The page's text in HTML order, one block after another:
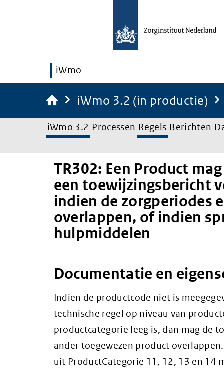
iWmo
iWmo 3.2 (in productie)
iWmo 3.2 Processen Regels Berichten
TR302: Een Product
een toewijzingsbericht
indien de zorgperiodes
overlappen, of indien
hulpmiddelen
Documentatie en
Indien de productcode niet is
technische regel op niveau van
productcategorie leeg is, dan mag de
ander toegewezen product
uit ProductCategorie 11, 12, 13 en 14